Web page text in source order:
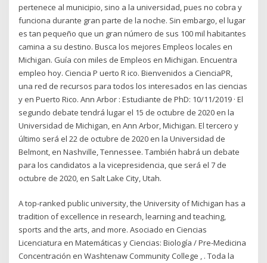
pertenece al municipio, sino a la universidad, pues no cobra y
funciona durante gran parte de la noche. Sin embargo, el lugar
es tan pequeño que un gran número de sus 100 mil habitantes
camina a su destino. Busca los mejores Empleos locales en
Michigan. Guía con miles de Empleos en Michigan. Encuentra
empleo hoy. Ciencia P uerto R ico. Bienvenidos a CienciaPR,
una red de recursos para todos los interesados en las ciencias
y en Puerto Rico. Ann Arbor : Estudiante de PhD: 10/11/2019 · El
segundo debate tendrá lugar el 15 de octubre de 2020 en la
Universidad de Michigan, en Ann Arbor, Michigan. El tercero y
último será el 22 de octubre de 2020 en la Universidad de
Belmont, en Nashville, Tennessee. También habrá un debate
para los candidatos a la vicepresidencia, que será el 7 de
octubre de 2020, en Salt Lake City, Utah.
A top-ranked public university, the University of Michigan has a
tradition of excellence in research, learning and teaching,
sports and the arts, and more. Asociado en Ciencias
Licenciatura en Matemáticas y Ciencias: Biología / Pre-Medicina
Concentración en Washtenaw Community College , . Toda la